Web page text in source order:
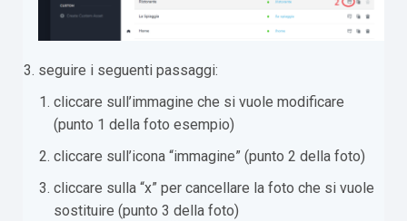
seguire i seguenti passaggi:
cliccare sull’immagine che si vuole modificare
(punto 1 della foto esempio)
cliccare sull’icona “immagine” (punto 2 della foto)
cliccare sulla “x” per cancellare la foto che si vuole
sostituire (punto 3 della foto)